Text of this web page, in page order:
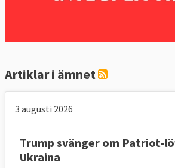
Artiklar i ämnet
3 augusti 2026
Trump svänger om Patriot-
Ukraina